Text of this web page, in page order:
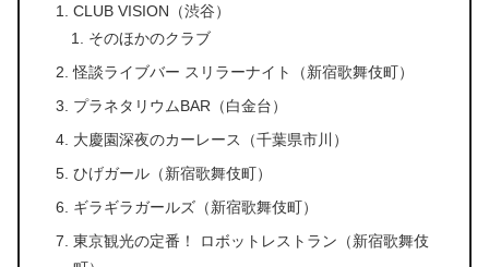
CLUB VISION（渋谷）
そのほかのクラブ
怪談ライブバー スリラーナイト（新宿歌舞伎町）
プラネタリウムBAR（白金台）
大慶園深夜のカーレース（千葉県市川）
ひげガール（新宿歌舞伎町）
ギラギラガールズ（新宿歌舞伎町）
東京観光の定番！ ロボットレストラン（新宿歌舞伎